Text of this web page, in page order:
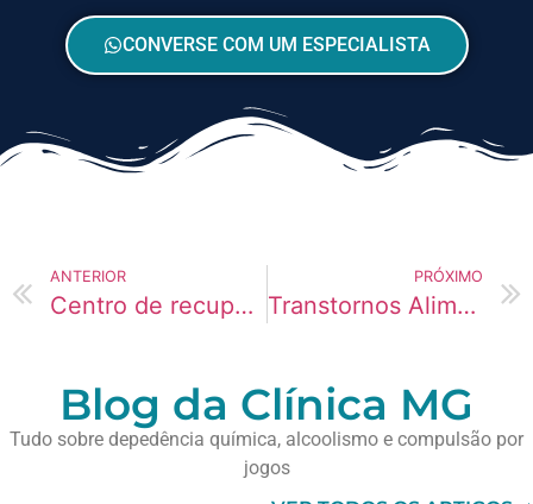
CONVERSE COM UM ESPECIALISTA
ANTERIOR
Centro de recuperação: funcionamento e tipos
PRÓXIMO
Transtornos Alimentares: O que é e Principais Tipos
Blog da Clínica MG
Tudo sobre depedência química, alcoolismo e compulsão por
jogos